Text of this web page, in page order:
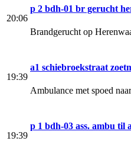
20:06
p 2 bdh-01 br gerucht
Brandgerucht op
19:39
a1 schiebroekstraat
Ambulance met spoed
19:39
p 1 bdh-03 ass. ambu til